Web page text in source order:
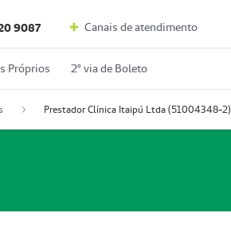
9087 Canais de atendimento
Próprios 2º via de Boleto
Prestador Clínica Itaipú Ltda (51004348-2)